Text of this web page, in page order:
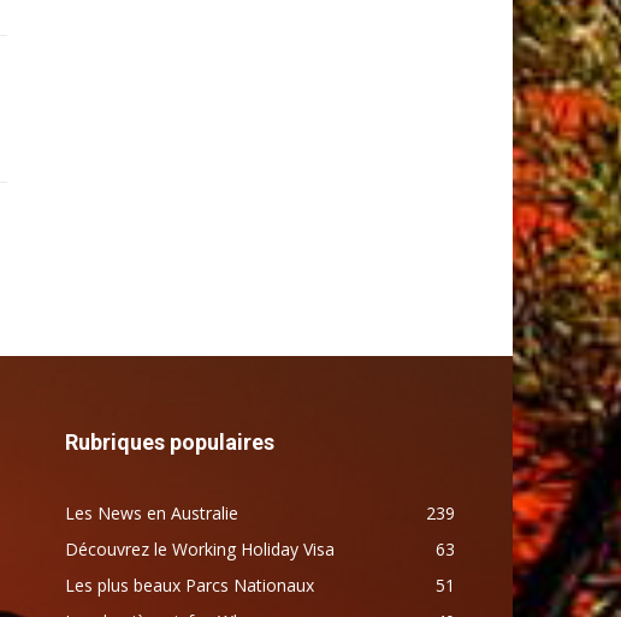
Rubriques populaires
Les News en Australie
239
Découvrez le Working Holiday Visa
63
Les plus beaux Parcs Nationaux
51